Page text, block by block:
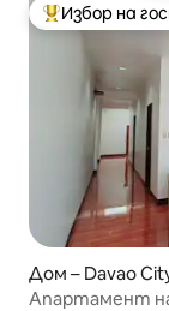
Най-Избор на
Дом – Davao
Апартамент на